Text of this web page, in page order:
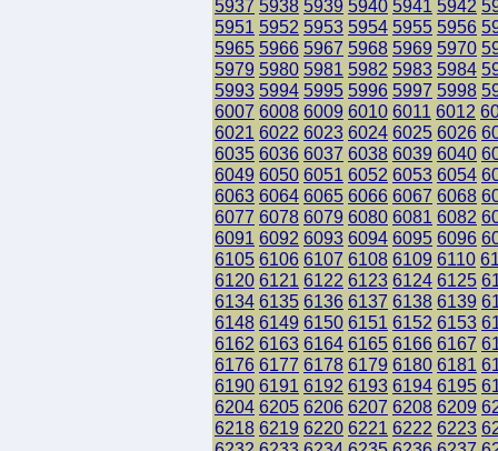
5937 5938 5939 5940 5941 5942
5951 5952 5953 5954 5955 5956
5965 5966 5967 5968 5969 5970
5979 5980 5981 5982 5983 5984
5993 5994 5995 5996 5997 5998
6007 6008 6009 6010 6011 6012
6021 6022 6023 6024 6025 6026
6035 6036 6037 6038 6039 6040
6049 6050 6051 6052 6053 6054
6063 6064 6065 6066 6067 6068
6077 6078 6079 6080 6081 6082
6091 6092 6093 6094 6095 6096
6105 6106 6107 6108 6109 6110
6120 6121 6122 6123 6124 6125
6134 6135 6136 6137 6138 6139
6148 6149 6150 6151 6152 6153
6162 6163 6164 6165 6166 6167
6176 6177 6178 6179 6180 6181
6190 6191 6192 6193 6194 6195
6204 6205 6206 6207 6208 6209
6218 6219 6220 6221 6222 6223